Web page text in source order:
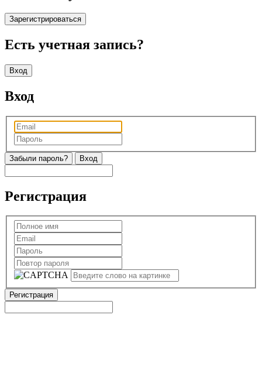
Зарегистрироваться
Есть учетная запись?
Вход
Вход
Забыли пароль?
Регистрация